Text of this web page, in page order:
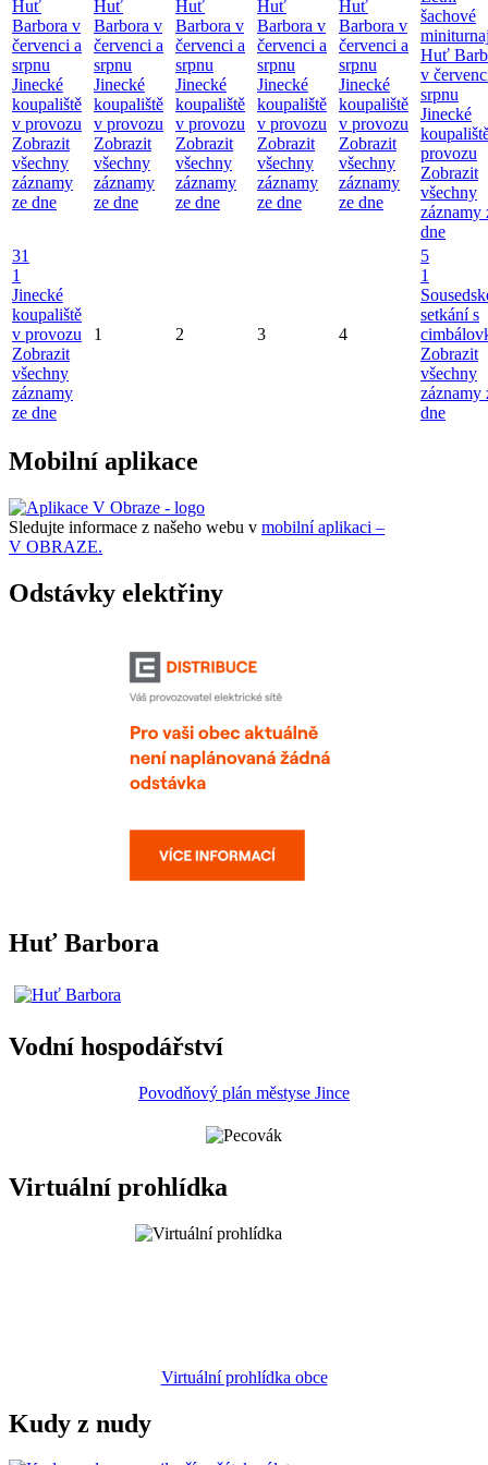
Huť
Barbora v
červenci a
srpnu
Jinecké
koupaliště
v provozu
Zobrazit
všechny
záznamy
ze dne
Huť
Barbora v
červenci a
srpnu
Jinecké
koupaliště
v provozu
Zobrazit
všechny
záznamy
ze dne
Huť
Barbora v
červenci a
srpnu
Jinecké
koupaliště
v provozu
Zobrazit
všechny
záznamy
ze dne
Huť
Barbora v
červenci a
srpnu
Jinecké
koupaliště
v provozu
Zobrazit
všechny
záznamy
ze dne
Huť
Barbora v
červenci a
srpnu
Jinecké
koupaliště
v provozu
Zobrazit
všechny
záznamy
ze dne
šachové
Huť
v
srpnu
Jinecké
provozu
Zobrazit
všechny
záznamy
dne
31
1
Jinecké
koupaliště
v provozu
Zobrazit
všechny
záznamy
ze dne
1 2 3 4
5
1
setkání s
Zobrazit
všechny
záznamy
dne
Mobilní aplikace
Sledujte informace z našeho webu v mobilní aplikaci –
V OBRAZE.
Odstávky elektřiny
Huť Barbora
Vodní hospodářství
Povodňový plán městyse Jince
Virtuální prohlídka
Virtuální prohlídka obce
Kudy z nudy